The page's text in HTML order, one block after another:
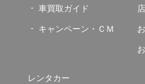
車買取ガイド
キャンペーン・ＣＭ
レンタカー